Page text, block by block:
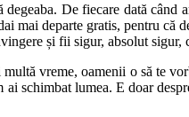
De fiecare dată când
mai departe gratis, pentru că
și fii sigur, absolut sigur,
vreme, oamenii o să te
schimbat lumea. E doar